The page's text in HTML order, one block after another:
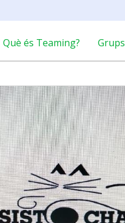
Què és Teaming? Grups